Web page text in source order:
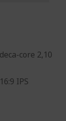
core 2,10
IPS